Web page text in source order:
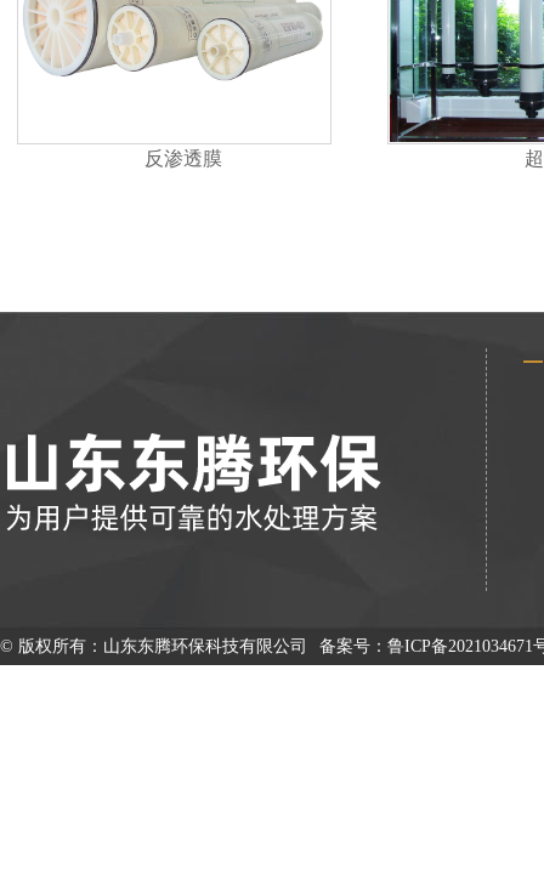
反渗透膜
© 版权所有：山东东腾环保科技有限公司 备案号： 鲁ICP备2021034671